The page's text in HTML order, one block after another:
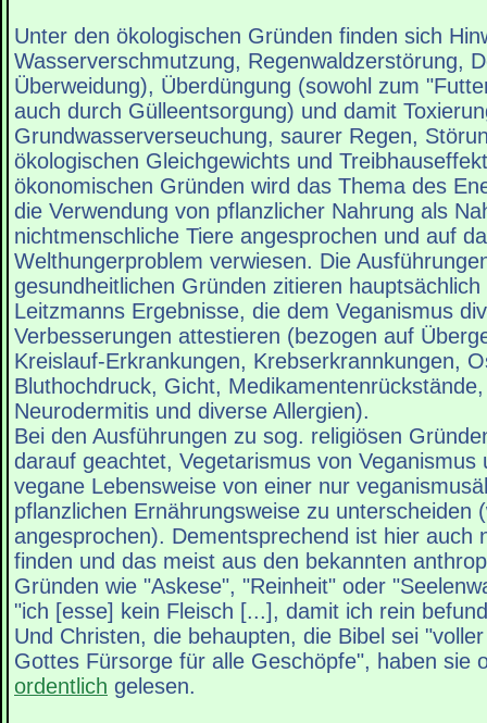
Unter den ökologischen Gründen finden sich
Wasserverschmutzung, Regenwaldzerstörung,
Überweidung), Überdüngung (sowohl zum
auch durch Gülleentsorgung) und damit
Grundwasserverseuchung, saurer Regen,
ökologischen Gleichgewichts und
ökonomischen Gründen wird das Thema des
die Verwendung von pflanzlicher Nahrung als
nichtmenschliche Tiere angesprochen und auf
Welthungerproblem verwiesen. Die
gesundheitlichen Gründen zitieren
Leitzmanns Ergebnisse, die dem Veganismus
Verbesserungen attestieren (bezogen auf
Kreislauf-Erkrankungen, Krebserkrannkungen,
Bluthochdruck, Gicht,
Neurodermitis und diverse Allergien).
Bei den Ausführungen zu sog. religiösen
darauf geachtet, Vegetarismus von Veganismus
vegane Lebensweise von einer nur
pflanzlichen Ernährungsweise zu unterscheiden
angesprochen). Dementsprechend ist hier auch
finden und das meist aus den bekannten
Gründen wie "Askese", "Reinheit" oder
"ich [esse] kein Fleisch [...], damit ich rein
Und Christen, die behaupten, die Bibel sei
Gottes Fürsorge für alle Geschöpfe", haben sie
ordentlich gelesen.